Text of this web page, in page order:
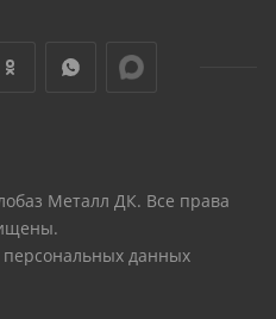
Металл ДК. Все права
персональных данных